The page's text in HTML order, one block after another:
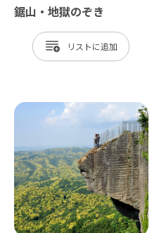
鋸山・地獄のぞき
リスト